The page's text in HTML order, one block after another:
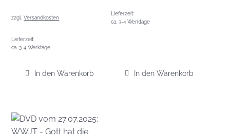
zzgl.Versandkosten
Lieferzeit:
ca. 3-4 Werktage
In den Warenkorb
Lieferzeit:
ca. 3-4 Werktage
In den Warenkorb